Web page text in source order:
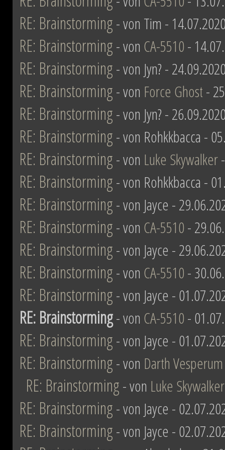
RE: Brainstorming- von Tim -
RE: Brainstorming- von CA-5510-
RE: Brainstorming- von Jyn? -
RE: Brainstorming- von Force Ghost-
RE: Brainstorming- von Jyn? -
RE: Brainstorming- von Rohkkbacca -
RE: Brainstorming- von Luke Skywalker
RE: Brainstorming- von Rohkkbacca -
RE: Brainstorming- von Jayce -
RE: Brainstorming- von CA-5510-
RE: Brainstorming- von Jayce -
RE: Brainstorming- von CA-5510-
RE: Brainstorming- von Jayce -
RE: Brainstorming- von CA-5510-
RE: Brainstorming- von Jayce -
RE: Brainstorming- von Darth Vesperum
RE: Brainstorming- von Luke Skywalker
RE: Brainstorming- von Jayce -
RE: Brainstorming- von Jayce -